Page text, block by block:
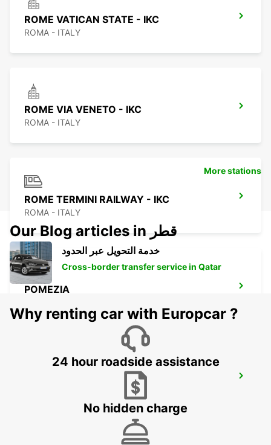
ROME VATICAN STATE - IKC
ROMA - ITALY
ROME VIA VENETO - IKC
ROMA - ITALY
ROME TERMINI RAILWAY - IKC
ROMA - ITALY
POMEZIA
ROME CORSO FRANCIA
More stations
Our Blog articles in قطر
خدمة التحويل عبر الحدود
Cross-border transfer service in Qatar
Why renting car with Europcar ?
24 hour roadside assistance
No hidden charge